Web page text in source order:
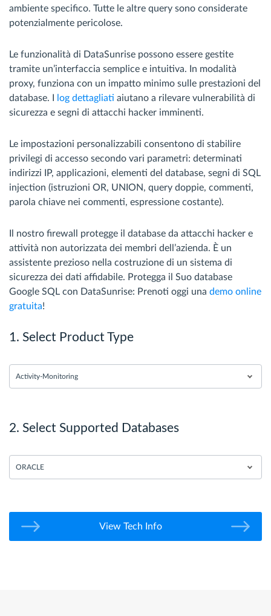
ambiente specifico. Tutte le altre query sono considerate
potenzialmente pericolose.
Le funzionalità di DataSunrise possono essere gestite
tramite un’interfaccia semplice e intuitiva. In modalità
proxy, funziona con un impatto minimo sulle prestazioni del
database. I
log dettagliati aiutano a rilevare vulnerabilità di
sicurezza e segni di attacchi hacker imminenti.
Le impostazioni personalizzabili consentono di stabilire
privilegi di accesso secondo vari parametri: determinati
indirizzi IP, applicazioni, elementi del database, segni di SQL
injection (istruzioni OR, UNION, query doppie, commenti,
parola chiave nei commenti, espressione costante).
Il nostro firewall protegge il database da attacchi hacker e
attività non autorizzata dei membri dell’azienda. È un
assistente prezioso nella costruzione di un sistema di
sicurezza dei dati affidabile. Protegga il Suo database
Google SQL con DataSunrise: Prenoti oggi una demo online
gratuita!
1. Select Product Type
Activity-Monitoring
2. Select Supported Databases
ORACLE
View Tech Info